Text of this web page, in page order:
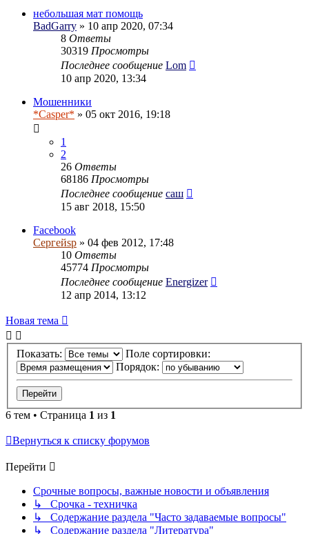
небольшая мат помощь
BadGarry » 10 апр 2020, 07:34
8 Ответы
30319 Просмотры
Последнее сообщение Lom
10 апр 2020, 13:34
Мошенники
*Casper* » 05 окт 2016, 19:18
1
2
26 Ответы
68186 Просмотры
Последнее сообщение саш
15 авг 2018, 15:50
Facebook
Сергейsp » 04 фев 2012, 17:48
10 Ответы
45774 Просмотры
Последнее сообщение Energizer
12 апр 2014, 13:12
Новая тема
Показать:
Поле сортировки:
Порядок:
6 тем • Страница 1 из 1
Вернуться к списку форумов
Перейти
Срочные вопросы, важные новости и объявления
↳ Срочка - техничка
↳ Содержание раздела "Часто задаваемые вопросы"
↳ Содержание раздела "Литература"